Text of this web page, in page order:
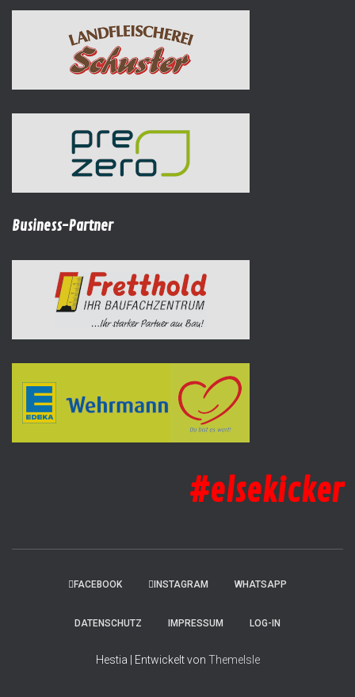
Business-Partner
#elsekicker
FACEBOOK INSTAGRAM WHATSAPP
DATENSCHUTZ IMPRESSUM LOG-IN
Hestia | Entwickelt von ThemeIsle